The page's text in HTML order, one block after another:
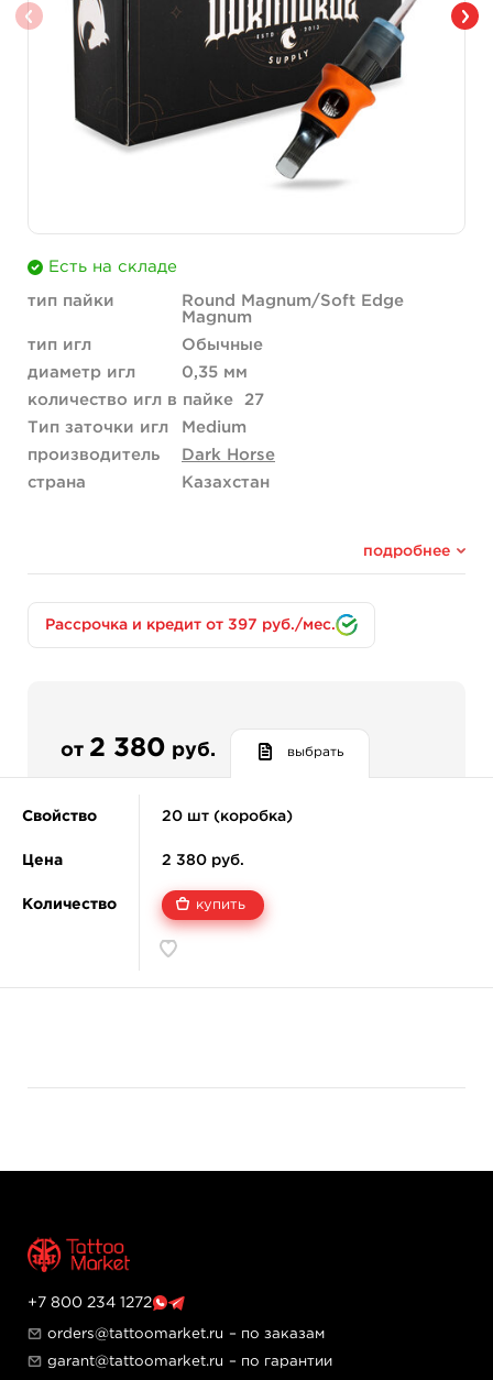
Есть на складе
тип пайки
Round Magnum/Soft Edge
Magnum
тип игл
Обычные
диаметр игл
0,35 мм
количество игл в пайке
27
Тип заточки игл
Medium
производитель
Dark Horse
страна
Казахстан
подробнее
Рассрочка и кредит от 397 руб./мес.
от 2 380 руб. выбрать
Свойство
Цена
Количество
20 шт (коробка)
2 380 руб.
купить
+7 800 234 1272
orders@tattoomarket.ru – по заказам
garant@tattoomarket.ru – по гарантии